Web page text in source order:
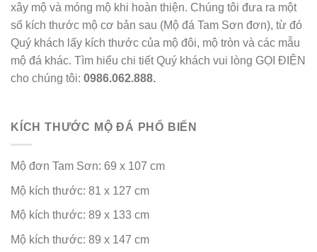
xây mộ và móng mộ khi hoàn thiện. Chúng tôi đưa ra một
số kích thước mộ cơ bản sau (Mộ đá Tam Sơn đơn), từ đó
Quý khách lấy kích thước của mộ đôi, mộ tròn và các mẫu
mộ đá khác. Tìm hiểu chi tiết Quý khách vui lòng GỌI ĐIỆN
cho chúng tôi: 0986.062.888.
KÍCH THƯỚC MỘ ĐÁ PHỔ BIẾN
Mộ đơn Tam Sơn: 69 x 107 cm
Mộ kích thước: 81 x 127 cm
Mộ kích thước: 89 x 133 cm
Mộ kích thước: 89 x 147 cm